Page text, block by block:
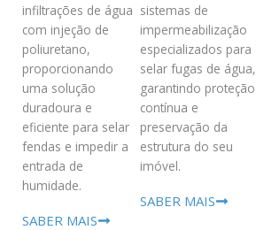
infiltrações de água
com injeção de
poliuretano,
proporcionando
uma solução
duradoura e
eficiente para selar
fendas e impedir a
entrada de
humidade.
SABER MAIS
sistemas de
impermeabilização
especializados para
selar fugas de água,
garantindo proteção
contínua e
preservação da
estrutura do seu
imóvel.
SABER MAIS